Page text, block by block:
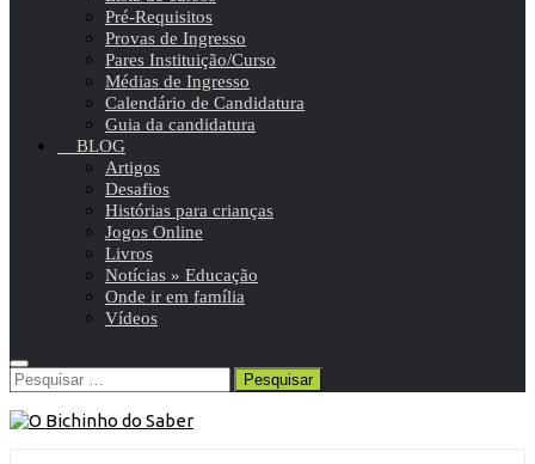
Pré-Requisitos
Provas de Ingresso
Pares Instituição/Curso
Médias de Ingresso
Calendário de Candidatura
Guia da candidatura
BLOG
Artigos
Desafios
Histórias para crianças
Jogos Online
Livros
Notícias » Educação
Onde ir em família
Vídeos
Pesquisar
por: